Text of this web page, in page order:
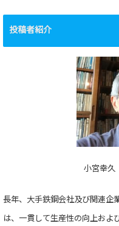
投稿者紹介
小宮幸久
長年、大手鉄鋼会社及び関連企
は、一貫して生産性の向上およ